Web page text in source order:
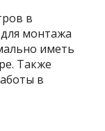
в
монтажа
иметь
Также
в